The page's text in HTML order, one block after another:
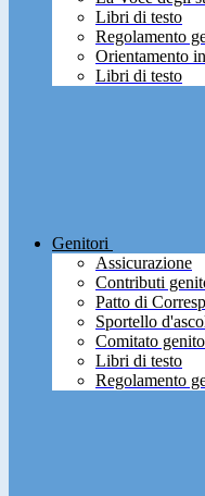
Libri di testo
Regolamento
Orientamento
Libri di testo
Genitori
Assicurazione
Contributi
Patto di
Sportello
Comitato
Libri di testo
Regolamento